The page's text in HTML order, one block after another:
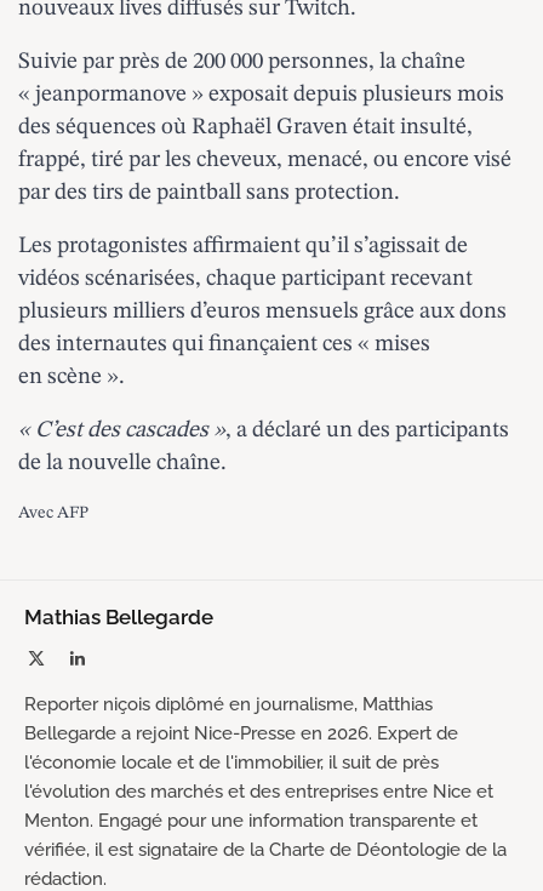
nouveaux lives diffusés sur Twitch.
Suivie par près de 200 000 personnes, la chaîne
« jeanpormanove » exposait depuis plusieurs mois
des séquences où Raphaël Graven était insulté,
frappé, tiré par les cheveux, menacé, ou encore visé
par des tirs de paintball sans protection.
Les protagonistes affirmaient qu’il s’agissait de
vidéos scénarisées, chaque participant recevant
plusieurs milliers d’euros mensuels grâce aux dons
des internautes qui finançaient ces « mises
en scène ».
« C’est des cascades », a déclaré un des participants
de la nouvelle chaîne.
Avec AFP
Mathias Bellegarde
LinkedIn
Reporter niçois diplômé en journalisme, Matthias
Bellegarde a rejoint Nice-Presse en 2026. Expert de
l'économie locale et de l'immobilier, il suit de près
l'évolution des marchés et des entreprises entre Nice et
Menton. Engagé pour une information transparente et
vérifiée, il est signataire de la Charte de Déontologie de la
rédaction.